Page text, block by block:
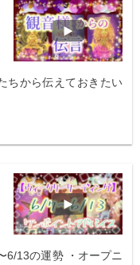
ちから伝えておきたい
6/13の運勢 ・オープニ